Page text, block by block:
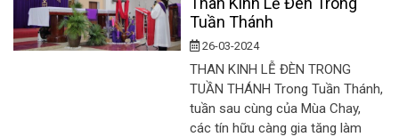
Tuần Thánh
26-03-2024
THAN KINH LỄ ĐÈN TRONG
TUẦN THÁNH Trong Tuần Thánh,
tuần sau cùng của Mùa Chay,
các tín hữu càng gia tăng làm